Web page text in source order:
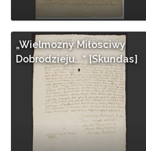
„Wielmozny Miłosciwy
Dobrodzieju...“ [Skundas]